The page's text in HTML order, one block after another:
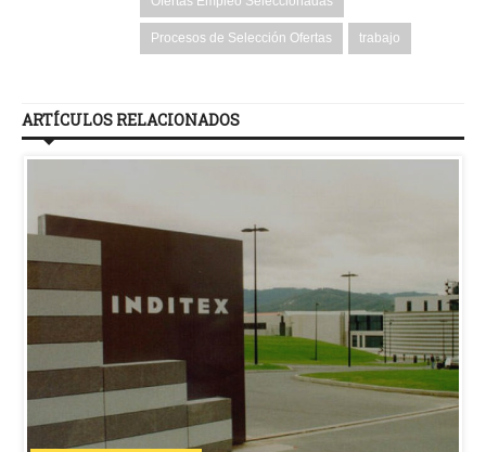
Procesos de Selección Ofertas trabajo
ARTÍCULOS RELACIONADOS